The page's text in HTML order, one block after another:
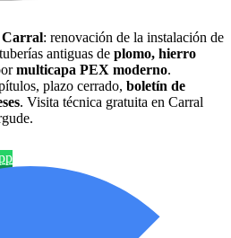
Carral: renovación de la instalación de
antiguas de plomo, hierro
multicapa PEX moderno.
plazo cerrado, boletín de
. Visita técnica gratuita en Carral